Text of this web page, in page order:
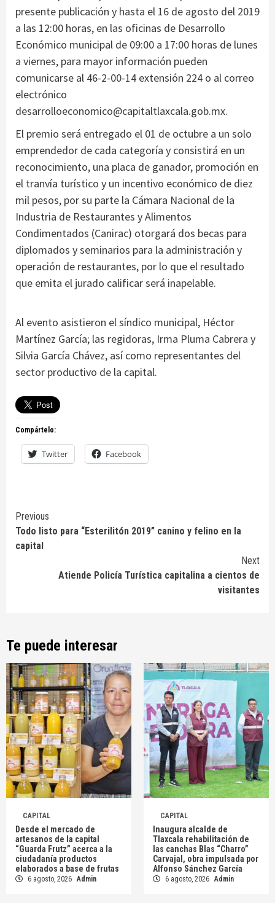
presente publicación y hasta el 16 de agosto del 2019
a las 12:00 horas, en las oficinas de Desarrollo
Económico municipal de 09:00 a 17:00 horas de lunes
a viernes, para mayor información pueden
comunicarse al 46-2-00-14 extensión 224 o al correo
electrónico
desarrolloeconomico@capitaltlaxcala.gob.mx.
El premio será entregado el 01 de octubre a un solo
emprendedor de cada categoría y consistirá en un
reconocimiento, una placa de ganador, promoción en
el tranvía turístico y un incentivo económico de diez
mil pesos, por su parte la Cámara Nacional de la
Industria de Restaurantes y Alimentos
Condimentados (Canirac) otorgará dos becas para
diplomados y seminarios para la administración y
operación de restaurantes, por lo que el resultado
que emita el jurado calificar será inapelable.
Al evento asistieron el síndico municipal, Héctor
Martínez García; las regidoras, Irma Pluma Cabrera y
Silvia García Chávez, así como representantes del
sector productivo de la capital.
Compártelo:
Twitter Facebook
Continue
Reading
Previous
Todo listo para “Esterilitón 2019” canino y felino en la
capital
Next
Atiende Policía Turística capitalina a cientos de
visitantes
Te puede interesar
CAPITAL
Desde el mercado de
artesanos de la capital
“Guarda Frutz” acerca a la
ciudadanía productos
elaborados a base de frutas
6 agosto, 2026 Admin
CAPITAL
Inaugura alcalde de
Tlaxcala rehabilitación de
las canchas Blas “Charro”
Carvajal, obra impulsada por
Alfonso Sánchez García
6 agosto, 2026 Admin